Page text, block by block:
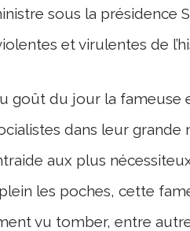
sous la présidence
et virulentes de
du jour la fameuse
dans leur
aux plus
les poches, cette
vu tomber, entre